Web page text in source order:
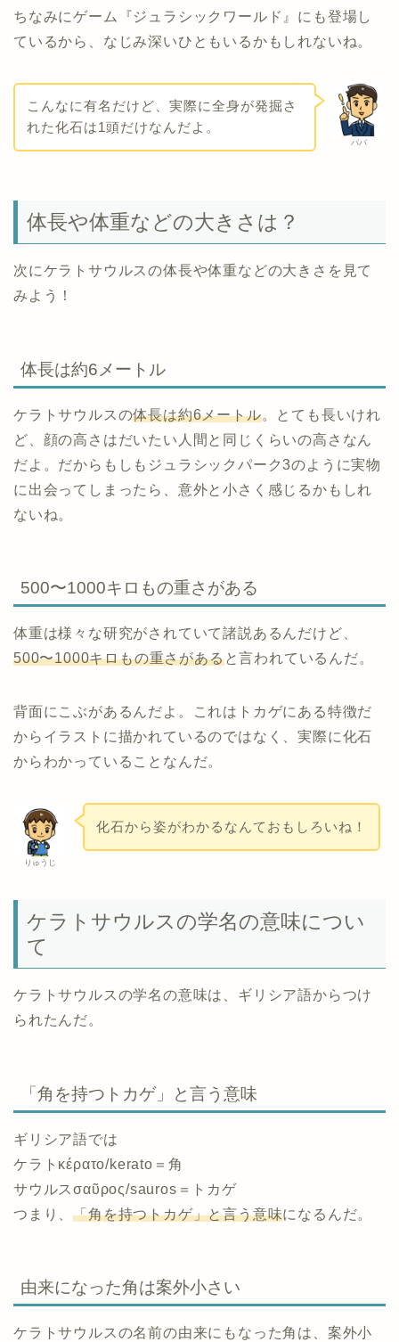
ちなみにゲーム『ジュラシックワールド』にも登場し
ているから、なじみ深いひともいるかもしれないね。
パパ
こんなに有名だけど、実際に全身が発掘さ
れた化石は1頭だけなんだよ。
体長や体重などの大きさは？
次にケラトサウルスの体長や体重などの大きさを見て
みよう！
体長は約6メートル
ケラトサウルスの体長は約6メートル。とても長いけれ
ど、顔の高さはだいたい人間と同じくらいの高さなん
だよ。だからもしもジュラシックパーク3のように実物
に出会ってしまったら、意外と小さく感じるかもしれ
ないね。
500〜1000キロもの重さがある
体重は様々な研究がされていて諸説あるんだけど、
500〜1000キロもの重さがあると言われているんだ。
背面にこぶがあるんだよ。これはトカゲにある特徴だ
からイラストに描かれているのではなく、実際に化石
からわかっていることなんだ。
りゅうじ
化石から姿がわかるなんておもしろいね！
ケラトサウルスの学名の意味につい
て
ケラトサウルスの学名の意味は、ギリシア語からつけ
られたんだ。
「角を持つトカゲ」と言う意味
ギリシア語では
ケラトκέρατο/kerato＝角
サウルスσαῦρος/sauros＝トカゲ
つまり、「角を持つトカゲ」と言う意味になるんだ。
由来になった角は案外小さい
ケラトサウルスの名前の由来にもなった角は、案外小